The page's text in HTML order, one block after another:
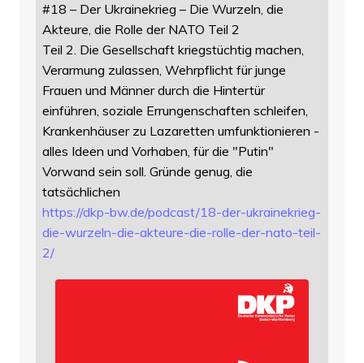
#18 – Der Ukrainekrieg – Die Wurzeln, die
Akteure, die Rolle der NATO Teil 2
Teil 2. Die Gesellschaft kriegstüchtig machen,
Verarmung zulassen, Wehrpflicht für junge
Frauen und Männer durch die Hintertür
einführen, soziale Errungenschaften schleifen,
Krankenhäuser zu Lazaretten umfunktionieren -
alles Ideen und Vorhaben, für die "Putin"
Vorwand sein soll. Gründe genug, die
tatsächlichen
https://dkp-bw.de/podcast/18-der-ukrainekrieg-
die-wurzeln-die-akteure-die-rolle-der-nato-teil-
2/